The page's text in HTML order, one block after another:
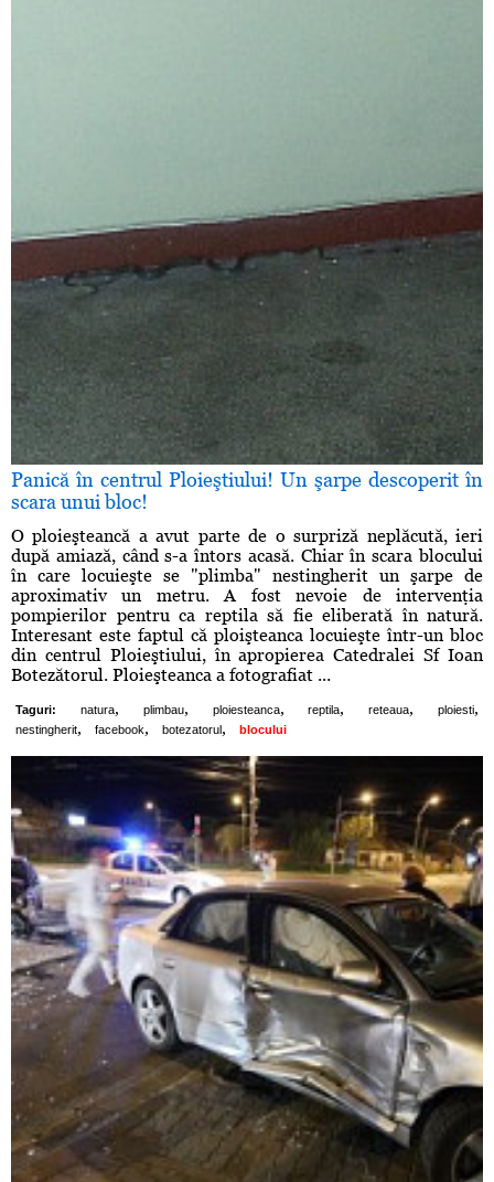
Panică în centrul Ploieştiului! Un şarpe descoperit în
scara unui bloc!
O ploieşteancă a avut parte de o surpriză neplăcută, ieri
după amiază, când s-a întors acasă. Chiar în scara blocului
în care locuieşte se "plimba" nestingherit un şarpe de
aproximativ un metru. A fost nevoie de intervenţia
pompierilor pentru ca reptila să fie eliberată în natură.
Interesant este faptul că ploişteanca locuieşte într-un bloc
din centrul Ploieştiului, în apropierea Catedralei Sf Ioan
Botezătorul. Ploieşteanca a fotografiat ...
Taguri: natura, plimbau, ploiesteanca, reptila, reteaua, ploiesti,
nestingherit, facebook, botezatorul , blocului